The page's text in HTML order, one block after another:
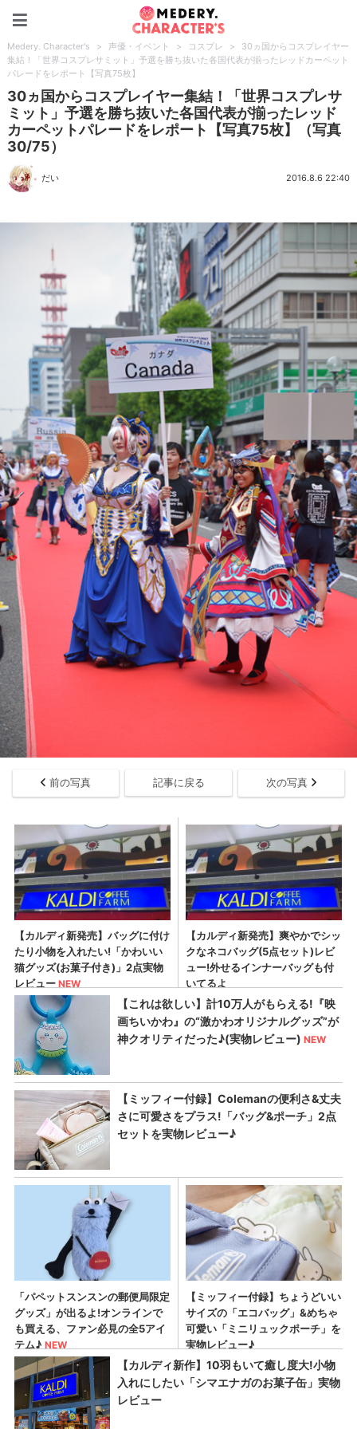
Medery. Character's > 声優・イベント > コスプレ >
30ヵ国からコスプレイヤー
集結！「世界コスプレサミット」予選を勝ち抜いた各国代表が揃ったレッドカーペット
パレードをレポート【写真75枚】
30ヵ国からコスプレイヤー集結！「世界コスプレサ
ミット」予選を勝ち抜いた各国代表が揃ったレッド
カーペットパレードをレポート【写真75枚】（写真
30/75）
だい 2016.8.6 22:40
前の写真 記事に戻る 次の写真